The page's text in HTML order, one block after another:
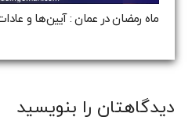
ماه رمضان در عمان : آیین‌ها و
دیدگاهتان را بنویسید